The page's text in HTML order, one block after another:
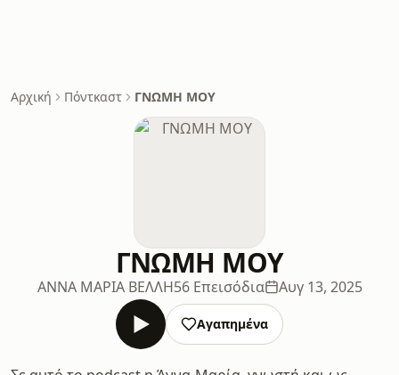
Αρχική Πόντκαστ ΓΝΩΜΗ ΜΟΥ
ΓΝΩΜΗ ΜΟΥ
ΑΝΝΑ ΜΑΡΙΑ ΒΕΛΛΗ56 Επεισόδια Αυγ 13, 2025
Αγαπημένα